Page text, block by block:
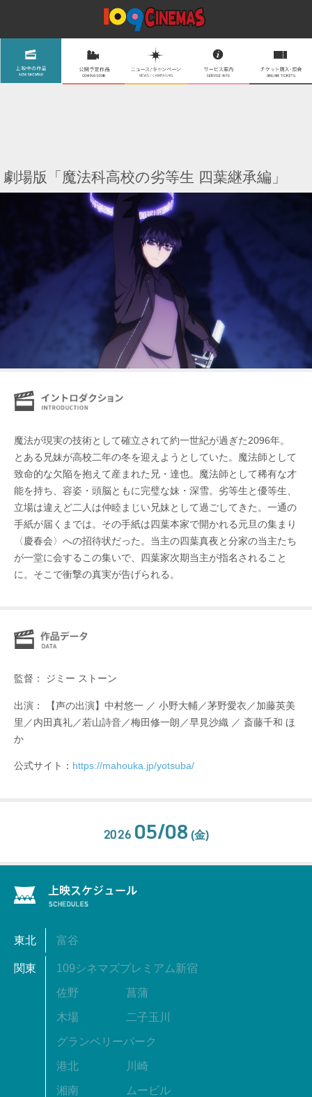
劇場版「魔法科高校の劣等生 四葉継承編」
魔法が現実の技術として確立されて約一世紀が過ぎた2096年。
とある兄妹が高校二年の冬を迎えようとしていた。魔法師として
致命的な欠陥を抱えて産まれた兄・達也。魔法師として稀有な才
能を持ち、容姿・頭脳ともに完璧な妹・深雪。劣等生と優等生、
立場は違えど二人は仲睦まじい兄妹として過ごしてきた。一通の
手紙が届くまでは。その手紙は四葉本家で開かれる元旦の集まり
〈慶春会〉への招待状だった。当主の四葉真夜と分家の当主たち
が一堂に会するこの集いで、四葉家次期当主が指名されること
に。そこで衝撃の真実が告げられる。
監督： ジミー ストーン
出演： 【声の出演】中村悠一 ／ 小野大輔／茅野愛衣／加藤英美
里／内田真礼／若山詩音／梅田修一朗／早見沙織 ／ 斎藤千和 ほ
か
公式サイト： https://mahouka.jp/yotsuba/
2026 05/08 (金)
東北 富谷
関東 109シネマズプレミアム新宿
佐野 菖蒲
木場 二子玉川
グランベリーパーク
港北 川崎
湘南 ムービル